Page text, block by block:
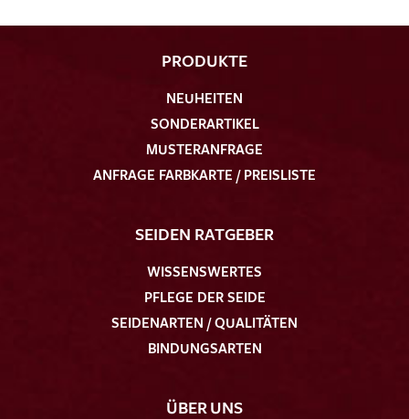
PRODUKTE
NEUHEITEN
SONDERARTIKEL
MUSTERANFRAGE
ANFRAGE FARBKARTE / PREISLISTE
SEIDEN RATGEBER
WISSENSWERTES
PFLEGE DER SEIDE
SEIDENARTEN / QUALITÄTEN
BINDUNGSARTEN
ÜBER UNS